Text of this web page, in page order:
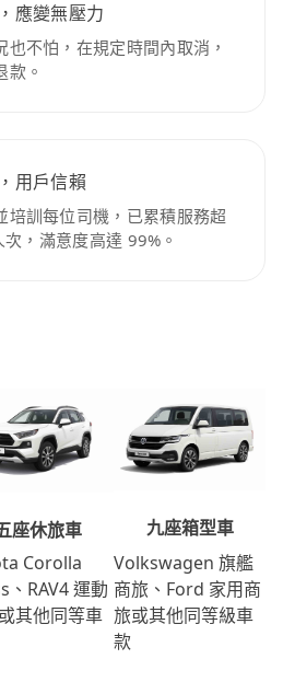
應變無壓力
也不怕，在規定時間內取消，
款。
用戶信賴
培訓每位司機，已累積服務超
，滿意度高達 99%。
座休旅車
Corolla
、RAV4 運動
其他同等車
九座箱型車
Volkswagen 旗艦
商旅、Ford 家用商
旅或其他同等級車
款